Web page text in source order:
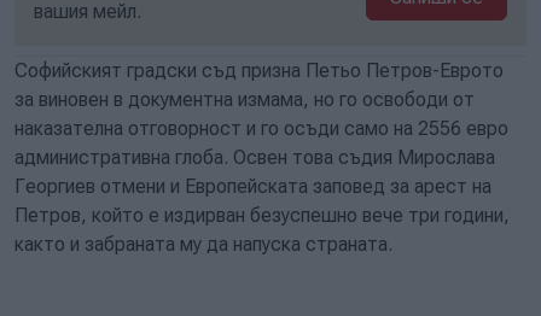
вашия мейл.
Софийският градски съд призна Петьо Петров-Еврото
за виновен в документна измама, но го освободи от
наказателна отговорност и го осъди само на 2556 евро
административна глоба. Освен това съдия Мирослава
Георгиев отмени и Европейската заповед за арест на
Петров, който е издирван безуспешно вече три години,
както и забраната му да напуска страната.